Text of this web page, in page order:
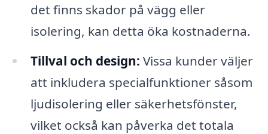
det finns skador på vägg eller
isolering, kan detta öka kostnaderna.
Tillval och design: Vissa kunder väljer
att inkludera specialfunktioner såsom
ljudisolering eller säkerhetsfönster,
vilket också kan påverka det totala